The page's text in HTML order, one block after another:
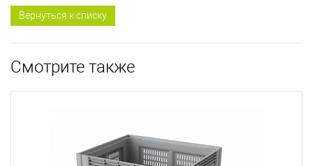
Вернуться к списку
Смотрите также